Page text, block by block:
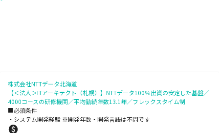
株式会社NTTデータ北海道
【＜法人＞ITアーキテクト（札幌）】NTTデータ100％出資の安定した基盤／
4000コースの研修機関／平均勤続年数13.1年／フレックスタイム制
■必須条件
・システム開発経験 ※開発年数・開発言語は不問です